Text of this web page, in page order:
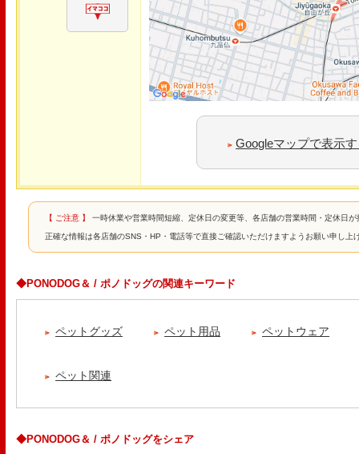
Googleマップで表示
【 ご注意 】 一時休業や営業時間短縮、定休日の変更等、各店舗の営業時間・定休日
正確な情報は各店舗のSNS・HP・電話等で直接ご確認いただけますようお願い申し上
◆PONODOG＆ / ポノドッグの関連キーワード
ペットグッズ ペット用品 ペットウェア
ペット関連
◆PONODOG＆ / ポノドッグをシェア